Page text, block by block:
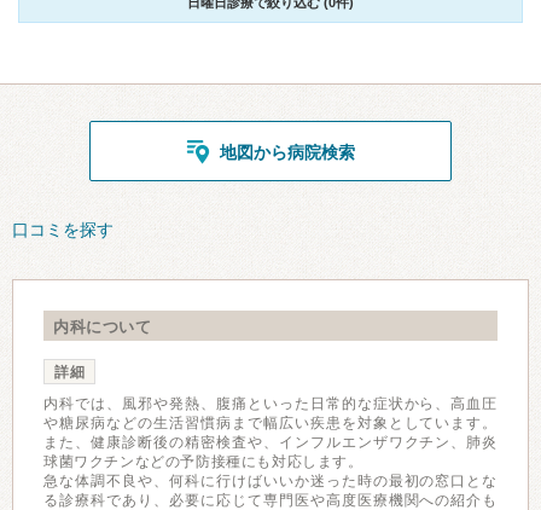
地図から病院検索
口コミを探す
内科について
詳細
内科では、風邪や発熱、腹痛といった日常的な症状から、高血圧
や糖尿病などの生活習慣病まで幅広い疾患を対象としています。
また、健康診断後の精密検査や、インフルエンザワクチン、肺炎
球菌ワクチンなどの予防接種にも対応します。
急な体調不良や、何科に行けばいいか迷った時の最初の窓口とな
る診療科であり、必要に応じて専門医や高度医療機関への紹介も